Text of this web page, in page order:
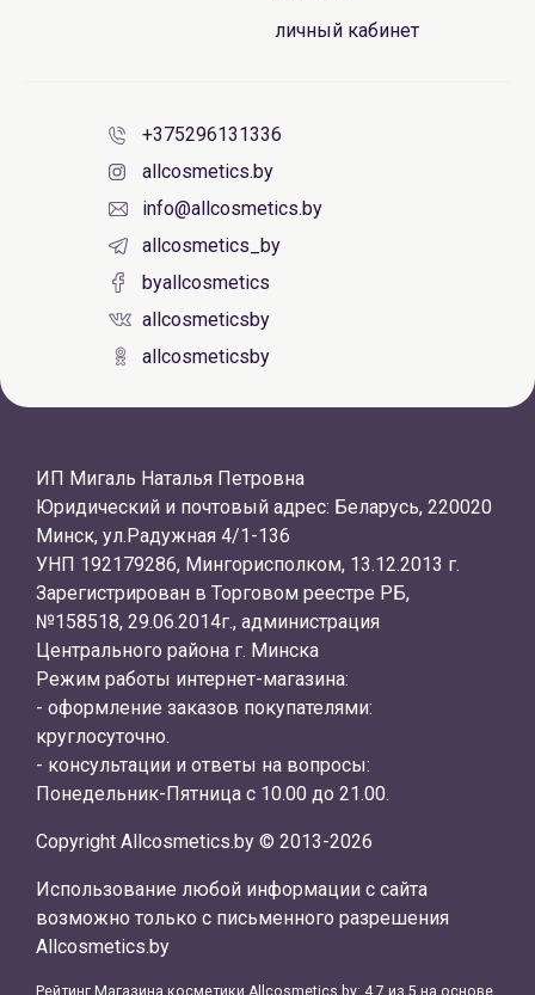
личный кабинет
+375296131336
allcosmetics.by
info@allcosmetics.by
allcosmetics_by
byallcosmetics
allcosmeticsby
allcosmeticsby
ИП Мигаль Наталья Петровна
Юридический и почтовый адрес: Беларусь, 220020
Минск, ул.Радужная 4/1-136
УНП 192179286, Мингорисполком, 13.12.2013 г.
Зарегистрирован в Торговом реестре РБ,
№158518, 29.06.2014г., администрация
Центрального района г. Минска
Режим работы интернет-магазина:
- оформление заказов покупателями:
круглосуточно.
- консультации и ответы на вопросы:
Понедельник-Пятница с 10.00 до 21.00.
Copyright Allcosmetics.by © 2013-2026
Использование любой информации с сайта
возможно только с письменного разрешения
Allcosmetics.by
Рейтинг Магазина косметики Allcosmetics.by: 4.7 из 5 на основе